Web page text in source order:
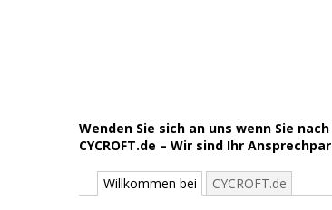
Wenden Sie sich an uns wenn Sie
CYCROFT.de – Wir sind Ihr
Willkommen bei CYCROFT.de